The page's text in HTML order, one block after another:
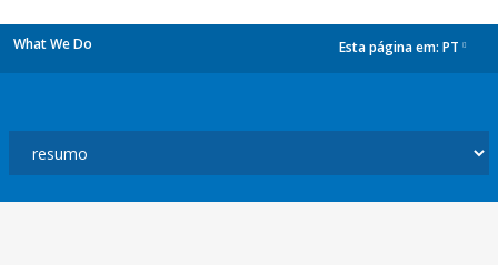
What We Do Esta página em: PT